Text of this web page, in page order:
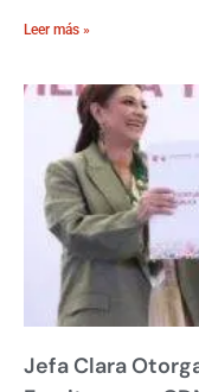
Leer más »
Jefa Clara